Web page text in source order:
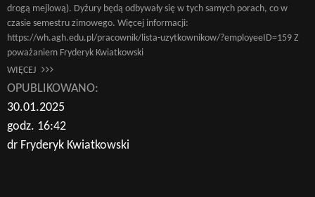
drogą mejlową). Dyżury będą odbywały się w tych samych porach, co w
czasie semestru zimowego. Więcej informacji:
https://wh.agh.edu.pl/pracownik/lista-uzytkownikow/?employeeID=159 Z
poważaniem Fryderyk Kwiatkowski
WIĘCEJ
OPUBLIKOWANO:
30.01.2025
godz. 16:42
dr Fryderyk Kwiatkowski